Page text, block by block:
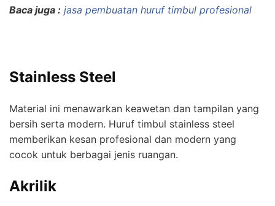
Baca juga : jasa pembuatan huruf timbul profesional
Stainless Steel
Material ini menawarkan keawetan dan tampilan yang
bersih serta modern. Huruf timbul stainless steel
memberikan kesan profesional dan modern yang
cocok untuk berbagai jenis ruangan.
Akrilik